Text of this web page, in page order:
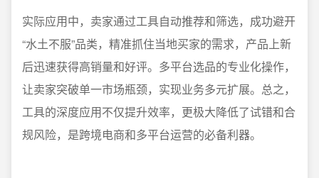
实际应用中，卖家通过工具自动推荐和筛选，成功避开
“水土不服”品类，精准抓住当地买家的需求，产品上新
后迅速获得高销量和好评。多平台选品的专业化操作，
让卖家突破单一市场瓶颈，实现业务多元扩展。总之，
工具的深度应用不仅提升效率，更极大降低了试错和合
规风险，是跨境电商和多平台运营的必备利器。